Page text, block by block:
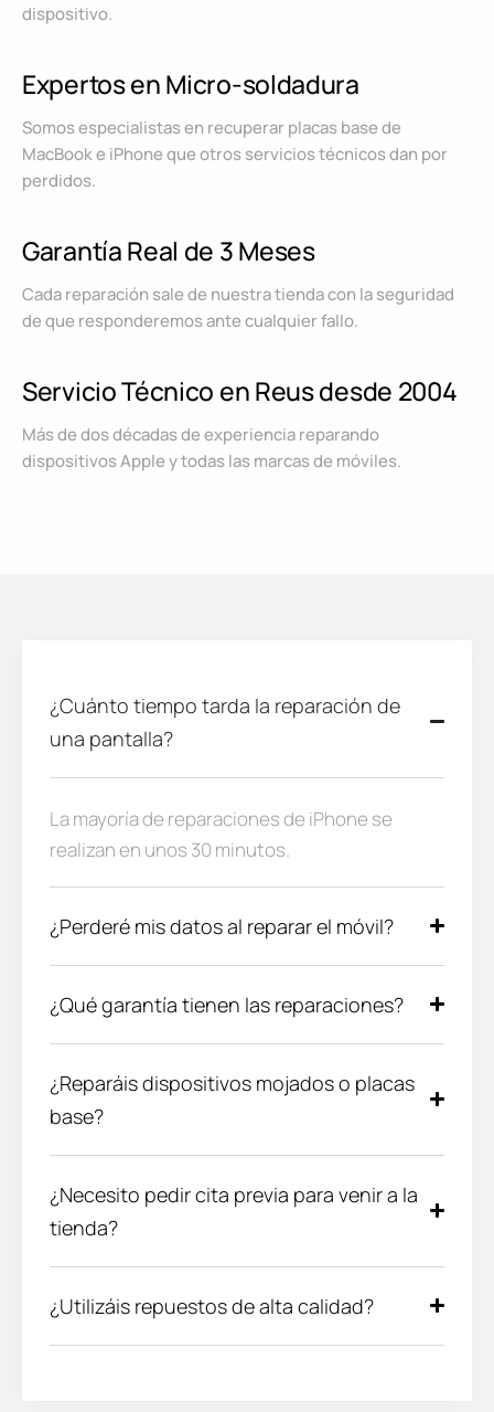
dispositivo.
Expertos en Micro-soldadura
Somos especialistas en recuperar placas base de
MacBook e iPhone que otros servicios técnicos dan por
perdidos.
Garantía Real de 3 Meses
Cada reparación sale de nuestra tienda con la seguridad
de que responderemos ante cualquier fallo.
Servicio Técnico en Reus desde 2004
Más de dos décadas de experiencia reparando
dispositivos Apple y todas las marcas de móviles.
¿Cuánto tiempo tarda la reparación de
una pantalla?
La mayoría de reparaciones de iPhone se
realizan en unos 30 minutos.
¿Perderé mis datos al reparar el móvil?
¿Qué garantía tienen las reparaciones?
¿Reparáis dispositivos mojados o placas
base?
¿Necesito pedir cita previa para venir a la
tienda?
¿Utilizáis repuestos de alta calidad?